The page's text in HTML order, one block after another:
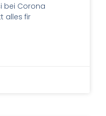
bei Corona
alles fir